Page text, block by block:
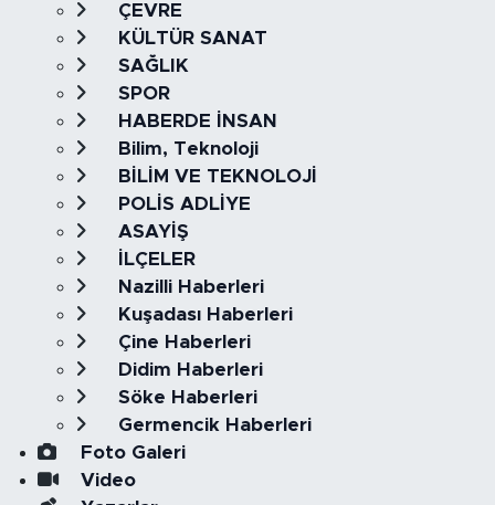
ÇEVRE
KÜLTÜR SANAT
SAĞLIK
SPOR
HABERDE İNSAN
Bilim, Teknoloji
BİLİM VE TEKNOLOJİ
POLİS ADLİYE
ASAYİŞ
İLÇELER
Nazilli Haberleri
Kuşadası Haberleri
Çine Haberleri
Didim Haberleri
Söke Haberleri
Germencik Haberleri
Foto Galeri
Video